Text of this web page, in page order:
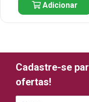
Adicionar
Cadastre-se
ofertas!